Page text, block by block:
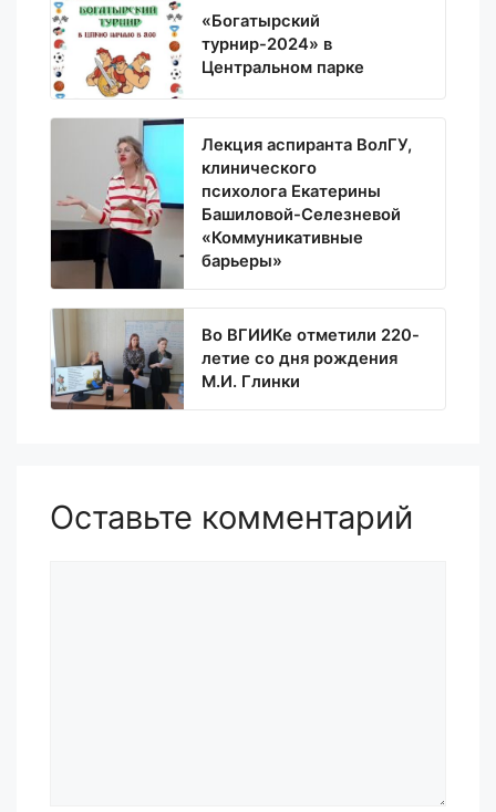
«Богатырский
турнир-2024» в
Центральном парке
Лекция аспиранта ВолГУ,
клинического
психолога Екатерины
Башиловой-Селезневой
«Коммуникативные
барьеры»
Во ВГИИКе отметили 220-
летие со дня рождения
М.И. Глинки
Оставьте комментарий